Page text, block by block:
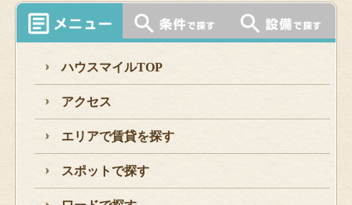
ハウスマイルTOP
アクセス
エリアで賃貸を探す
スポットで探す